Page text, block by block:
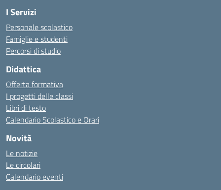
I Servizi
Personale scolastico
Famiglie e studenti
Percorsi di studio
Didattica
Offerta formativa
I progetti delle classi
Libri di testo
Calendario Scolastico e Orari
Novità
Le notizie
Le circolari
Calendario eventi